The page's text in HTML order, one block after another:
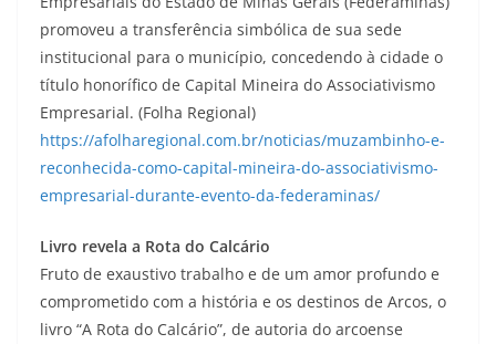
promoveu a transferência simbólica de sua sede
institucional para o município, concedendo à cidade o
título honorífico de Capital Mineira do Associativismo
Empresarial. (Folha Regional)
https://afolharegional.com.br/noticias/muzambinho-e-
reconhecida-como-capital-mineira-do-associativismo-
empresarial-durante-evento-da-federaminas/
Livro revela a Rota do Calcário
Fruto de exaustivo trabalho e de um amor profundo e
comprometido com a história e os destinos de Arcos, o
livro “A Rota do Calcário”, de autoria do arcoense